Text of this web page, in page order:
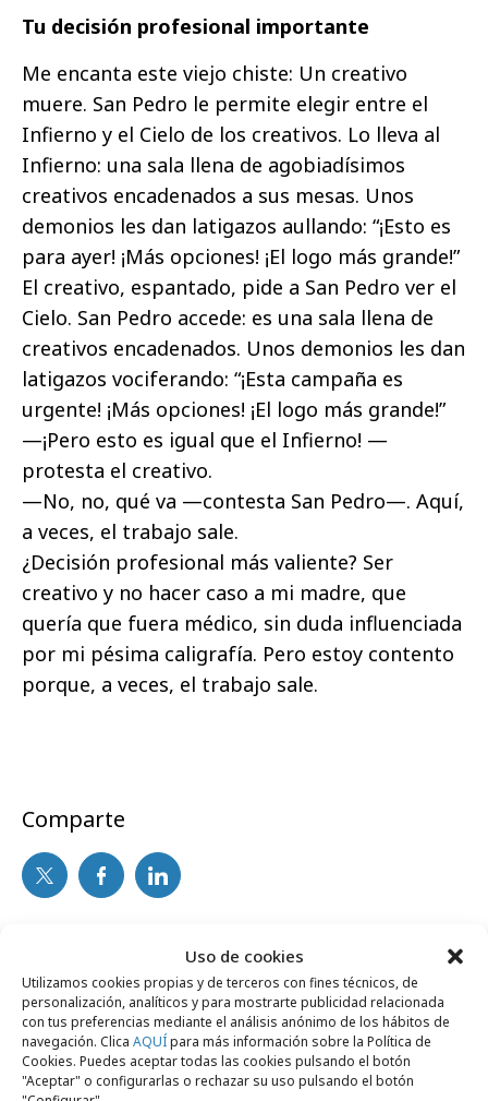
Uso de cookies
Utilizamos cookies propias y de terceros con fines técnicos, de
personalización, analíticos y para mostrarte publicidad relacionada
con tus preferencias mediante el análisis anónimo de los hábitos de
navegación. Clica AQUÍpara más información sobre la Política de
Cookies. Puedes aceptar todas las cookies pulsando el botón
"Aceptar" o configurarlas o rechazar su uso pulsando el botón
Tu decisión profesional importante
Me encanta este viejo chiste: Un creativo
muere. San Pedro le permite elegir entre el
Infierno y el Cielo de los creativos. Lo lleva al
Infierno: una sala llena de agobiadísimos
creativos encadenados a sus mesas. Unos
demonios les dan latigazos aullando: “¡Esto es
para ayer! ¡Más opciones! ¡El logo más grande!”
El creativo, espantado, pide a San Pedro ver el
Cielo. San Pedro accede: es una sala llena de
creativos encadenados. Unos demonios les dan
latigazos vociferando: “¡Esta campaña es
urgente! ¡Más opciones! ¡El logo más grande!”
—¡Pero esto es igual que el Infierno! —
protesta el creativo.
—No, no, qué va —contesta San Pedro—. Aquí,
a veces, el trabajo sale.
¿Decisión profesional más valiente? Ser
creativo y no hacer caso a mi madre, que
quería que fuera médico, sin duda influenciada
por mi pésima caligrafía. Pero estoy contento
porque, a veces, el trabajo sale.
Comparte
Noticias Relacionadas
Profesionales
martes, 25 de enero 2011
Tango ficha a Chiqui Palomares